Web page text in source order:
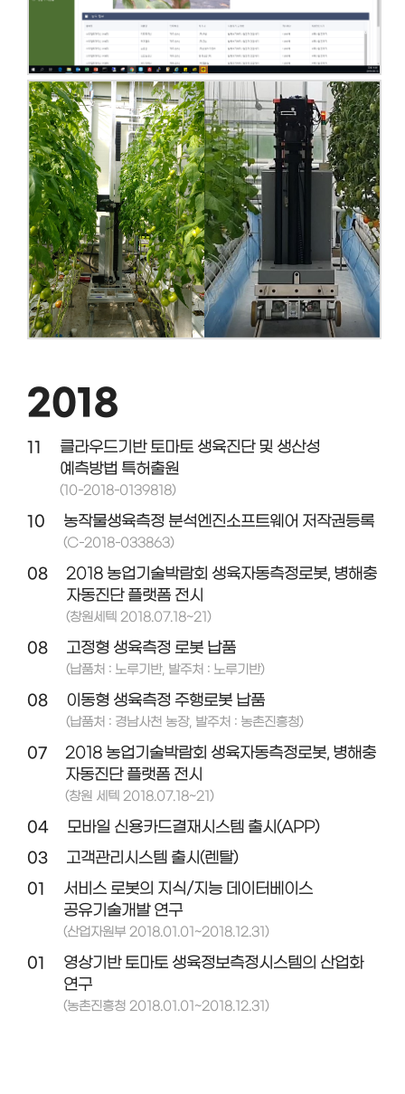
2018
11
클라우드기반 토마토 생육진단 및 생산성
예측방법 특허출원
(10-2018-0139818)
10 농작물생육측정 분석엔진소프트웨어 저작권등록
(C-2018-033863)
08
2018 농업기술박람회 생육자동측정로봇, 병해충
자동진단 플랫폼 전시
(창원세텍 2018.07.18~21)
08 고정형 생육측정 로봇 납품
(납품처 : 노루기반, 발주처 : 노루기반)
08 이동형 생육측정 주행로봇 납품
(납품처 : 경남사천 농장, 발주처 : 농촌진흥청)
07
2018 농업기술박람회 생육자동측정로봇, 병해충
자동진단 플랫폼 전시
(창원 세텍 2018.07.18~21)
04
모바일 신용카드결재시스템 출시(APP)
03
고객관리시스템 출시(렌탈)
01
서비스 로봇의 지식/지능 데이터베이스
공유기술개발 연구
(산업자원부 2018.01.01~2018.12.31)
01
영상기반 토마토 생육정보측정시스템의 산업화
연구
(농촌진흥청 2018.01.01~2018.12.31)